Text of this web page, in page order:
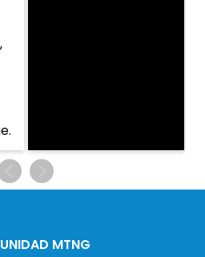
MTNG